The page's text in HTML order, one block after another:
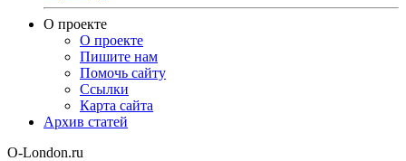
О проекте
О проекте
Пишите нам
Помочь сайту
Ссылки
Карта сайта
Архив статей
O-London.ru